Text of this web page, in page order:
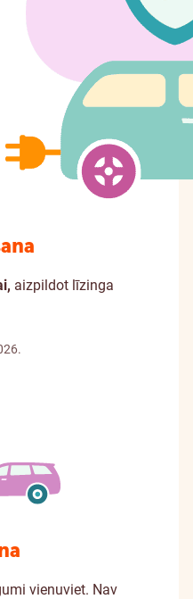
aizpildot līzinga
vienuviet. Nav